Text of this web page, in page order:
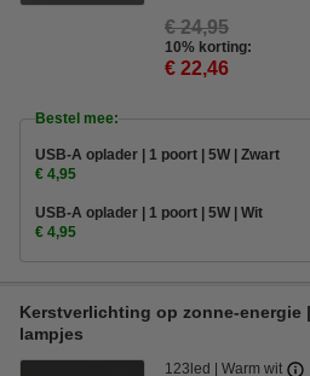
€ 24,95
10% korting:
€ 22,46
Bestel mee:
USB-A oplader | 1 poort | 5W | Zwart
€ 4,95
USB-A oplader | 1 poort | 5W | Wit
€ 4,95
Kerstverlichting op zonne-energie
lampjes
123led Warm wit